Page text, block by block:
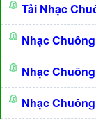
Tải Nhạc
Nhạc
Nhạc
Nhạc